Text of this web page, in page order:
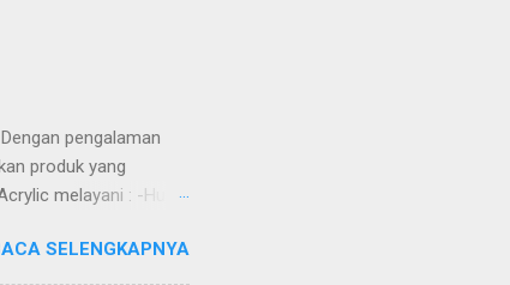
pengalaman
produk yang
melayani : -Huruf
-Jasa Potong Metal
SELENGKAPNYA